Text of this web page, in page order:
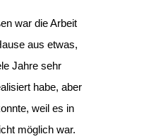
war die Arbeit
aus etwas,
Jahre sehr
habe, aber
weil es in
möglich war.